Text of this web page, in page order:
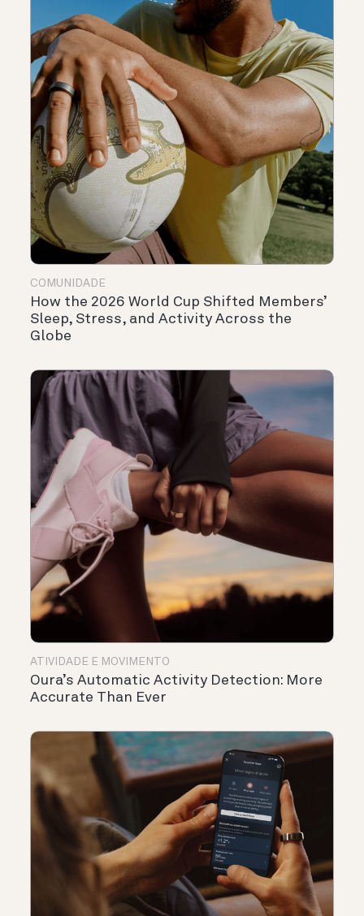
COMUNIDADE
How the 2026 World Cup Shifted Members’
Sleep, Stress, and Activity Across the
Globe
ATIVIDADE E MOVIMENTO
Oura’s Automatic Activity Detection: More
Accurate Than Ever